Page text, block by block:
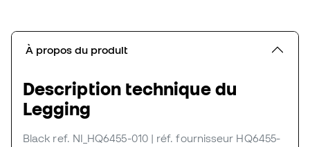
À propos du produit
Description technique du
Legging
Black ref. NI_HQ6455-010 | réf. fournisseur HQ6455-